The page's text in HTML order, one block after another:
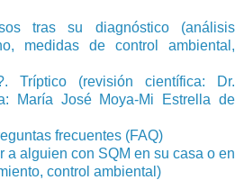
tras su diagnóstico (análisis
medidas de control ambiental,
Tríptico (revisión científica: Dr.
María José Moya-Mi Estrella de
frecuentes (FAQ)
a alguien con SQM en su casa o en
control ambiental)